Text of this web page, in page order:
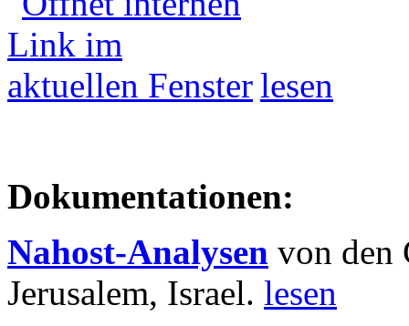
lesen
Dokumentationen:
Nahost-Analysen von den
Jerusalem, Israel. lesen